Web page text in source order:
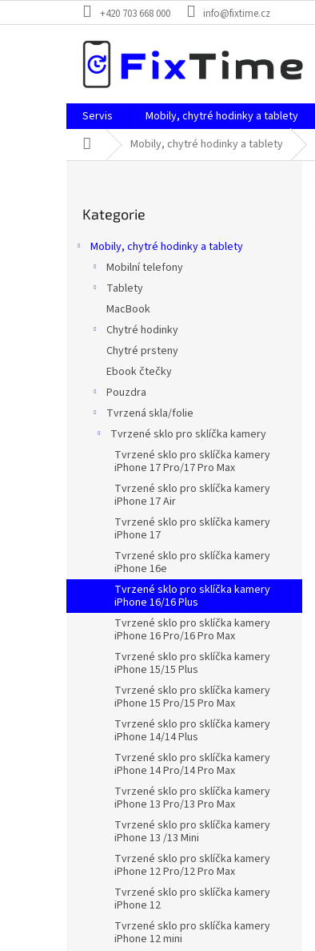
na
+420 703 668 000 info@fixtime.cz
Servis Mobily, chytré hodinky a tablety
Domů Mobily, chytré hodinky a tablety
kategorie
Kategorie
Mobily, chytré hodinky a tablety
Mobilní telefony
Tablety
MacBook
Chytré hodinky
Chytré prsteny
Ebook čtečky
Pouzdra
Tvrzená skla/folie
Tvrzené sklo pro sklíčka kamery
Tvrzené sklo pro sklíčka kamery
iPhone 17 Pro/17 Pro Max
Tvrzené sklo pro sklíčka kamery
iPhone 17 Air
Tvrzené sklo pro sklíčka kamery
iPhone 17
Tvrzené sklo pro sklíčka kamery
iPhone 16e
Tvrzené sklo pro sklíčka kamery
iPhone 16/16 Plus
Tvrzené sklo pro sklíčka kamery
iPhone 16 Pro/16 Pro Max
Tvrzené sklo pro sklíčka kamery
iPhone 15/15 Plus
Tvrzené sklo pro sklíčka kamery
iPhone 15 Pro/15 Pro Max
Tvrzené sklo pro sklíčka kamery
iPhone 14/14 Plus
Tvrzené sklo pro sklíčka kamery
iPhone 14 Pro/14 Pro Max
Tvrzené sklo pro sklíčka kamery
iPhone 13 Pro/13 Pro Max
Tvrzené sklo pro sklíčka kamery
iPhone 13 /13 Mini
Tvrzené sklo pro sklíčka kamery
iPhone 12 Pro/12 Pro Max
Tvrzené sklo pro sklíčka kamery
iPhone 12
Tvrzené sklo pro sklíčka kamery
iPhone 12 mini